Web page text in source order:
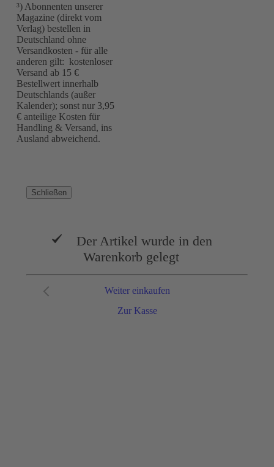
³) Abonnenten unserer
Magazine (direkt vom
Verlag) bestellen in
Deutschland ohne
Versandkosten - für alle
anderen gilt: kostenloser
Versand ab 15 €
Bestellwert innerhalb
Deutschlands (außer
Kalender); sonst nur 3,95
€ anteilige Kosten für
Handling & Versand, ins
Ausland abweichend.
Schließen
Der Artikel wurde in den
Warenkorb gelegt
Zur Kasse
Weiter einkaufen